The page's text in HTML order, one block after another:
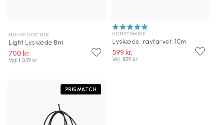
HOUSE DOCTOR
Light Lyskæde 8m
700 kr.
Vejl. 1 059 kr.
KONSTSMIDE
Lyskæde, ravfarvet, 10m
599 kr.
Vejl. 859 kr.
PRISMATCH